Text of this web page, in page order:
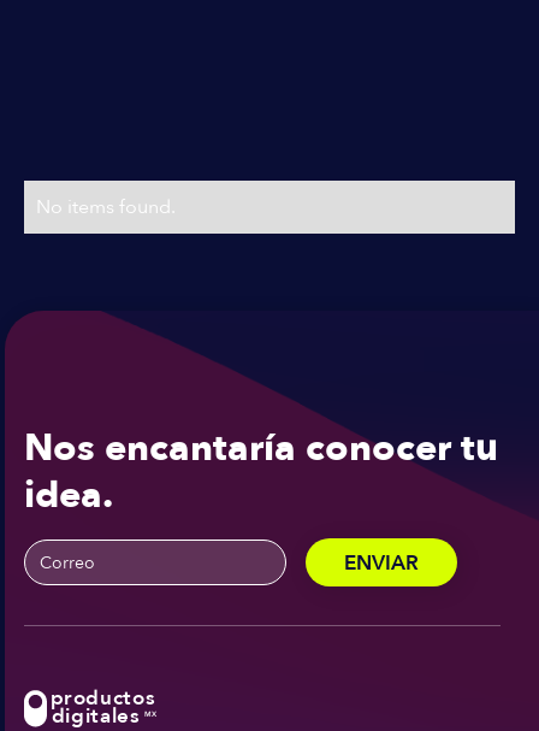
No items found.
Nos encantaría conocer tu
idea.
productos
digitales MX